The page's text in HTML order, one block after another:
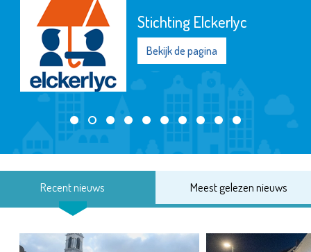
Stichting Elckerlyc
Bekijk de pagina
Recent nieuws Meest gelezen nieuws